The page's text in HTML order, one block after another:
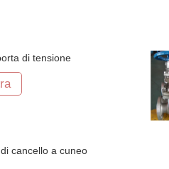
di tensione
cancello a cuneo